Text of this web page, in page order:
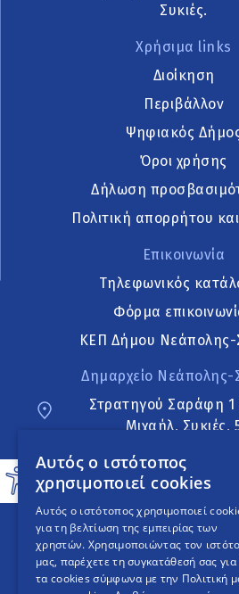
Συκιές.
Χρήσιμα links
Διοίκηση
Περιβάλλον
Ψηφιακός
Όροι χρήσης
Δήλωση
Πολιτική απορρήτου
Επικοινωνία
Τηλεφωνικός
Φόρμα
ΚΕΠ Δήμου
Δημαρχείο Νεάπολης-
Στρατηγού Σαράφη 1
Μιχαήλ, Συκιές,
Ακολουθήστε
English Version
Αυτός ο ιστότοπος
χρησιμοποιεί cookies
Αυτός ο ιστότοπος χρησιμοποιεί
για τη βελτίωση της εμπειρίας των
χρηστών. Χρησιμοποιώντας τον
μας, παρέχετε τη συγκατάθεσή σας
τα cookies σύμφωνα με την Πολιτική